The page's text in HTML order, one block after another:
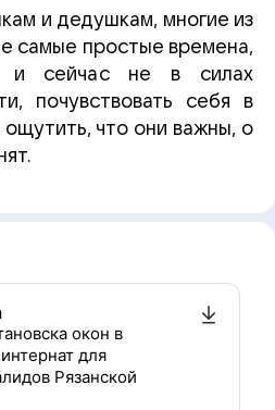
и дедушкам, многие из
самые простые времена,
и сейчас не в силах
почувствовать себя в
что они важны, о
окон в
для
Рязанской